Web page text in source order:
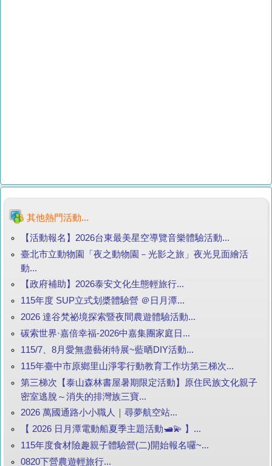
其他熱門活動...
【活動報名】2026台東最美星空導覽音樂體驗活動...
臺北市立動物園「夜之動物園－光影之旅」夜光見面繪活
動...
【政府補助】2026泰安文化生態輕旅行...
115年度 SUP立式划槳體驗營 ＠日月潭...
2026 達谷梵祕境探索暨夜間農遊體驗活動...
碳索世界·嘉倍幸福-2026中嘉集團家庭日...
115/7、8月愛無盡藝術特展~藍晒DIY活動...
115年臺中市原鄉里山淨零行動教育工作坊第三梯次...
第三梯次【泰山森林書屋暑期限定活動】原住民族文化親子
密室逃脫～消失的排灣族三寶...
2026 萬國通路小小職人｜尋夢航空站...
【 2026 日月潭電動船夏季主題活動🛥️💫 】...
115年度食材險趣親子體驗營(二)開始報名囉~...
0820下營農遊輕旅行...